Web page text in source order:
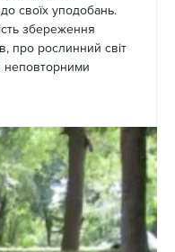
своїх уподобань.
збереження
про рослинний світ
неповторними